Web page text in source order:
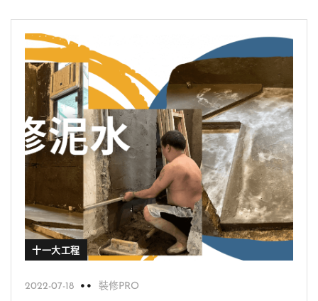
十一大工程
2022-07-18 裝修PRO